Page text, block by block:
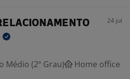
24 jul
Médio (2º Grau) Home office